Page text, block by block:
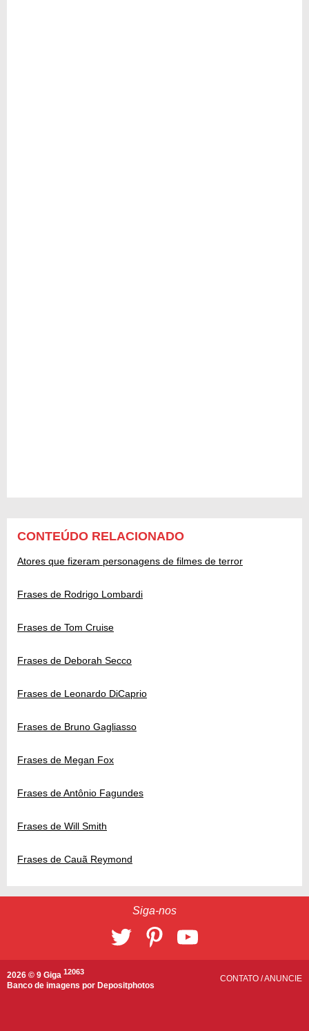
CONTEÚDO RELACIONADO
Atores que fizeram personagens de filmes de terror
Frases de Rodrigo Lombardi
Frases de Tom Cruise
Frases de Deborah Secco
Frases de Leonardo DiCaprio
Frases de Bruno Gagliasso
Frases de Megan Fox
Frases de Antônio Fagundes
Frases de Will Smith
Frases de Cauã Reymond
Siga-nos
2026 © 9 Giga 12063
Banco de imagens por Depositphotos
CONTATO /ANUNCIE